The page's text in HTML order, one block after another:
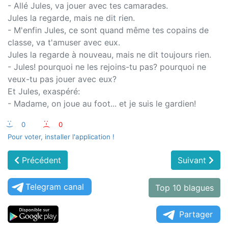
- Allé Jules, va jouer avec tes camarades.
Jules la regarde, mais ne dit rien.
- M'enfin Jules, ce sont quand même tes copains de
classe, va t'amuser avec eux.
Jules la regarde à nouveau, mais ne dit toujours rien.
- Jules! pourquoi ne les rejoins-tu pas? pourquoi ne
veux-tu pas jouer avec eux?
Et Jules, exaspéré:
- Madame, on joue au foot... et je suis le gardien!
:-) 0 :-(
0
Pour voter, installer l'application !
Précédent Suivant
Telegram canal Top 10 blagues
Partager